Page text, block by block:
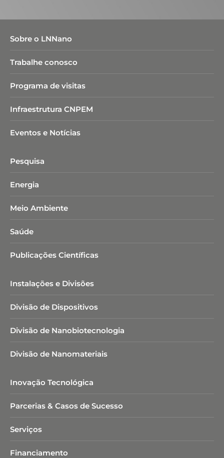
Sobre o LNNano
Trabalhe conosco
Programa de visitas
Infraestrutura CNPEM
Eventos e Notícias
Pesquisa
Energia
Meio Ambiente
Saúde
Publicações Científicas
Instalações e Divisões
Divisão de Dispositivos
Divisão de Nanobiotecnologia​
Divisão de Nanomateriais
Inovação Tecnológica
Parcerias & Casos de Sucesso
Serviços
Financiamento